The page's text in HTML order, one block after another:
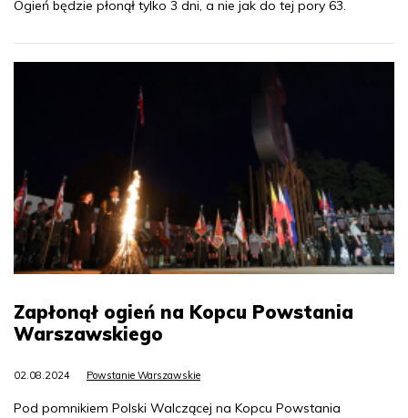
Ogień będzie płonął tylko 3 dni, a nie jak do tej pory 63.
Zapłonął ogień na Kopcu Powstania
Warszawskiego
02.08.2024 Powstanie Warszawskie
Pod pomnikiem Polski Walczącej na Kopcu Powstania